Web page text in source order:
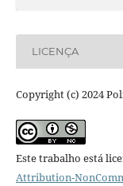
LICENÇA
Copyright (c) 2024
Este trabalho está
Attribution-